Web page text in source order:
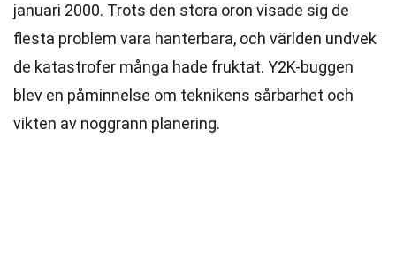
januari 2000. Trots den stora oron visade sig de
flesta problem vara hanterbara, och världen undvek
de katastrofer många hade fruktat. Y2K-buggen
blev en påminnelse om teknikens sårbarhet och
vikten av noggrann planering.